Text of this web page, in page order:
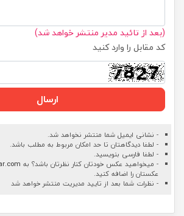
(بعد از تائید مدیر منتشر خواهد شد)
کد مقابل را وارد کنید
ارسال
- نشانی ایمیل شما منتشر نخواهد شد.
- لطفا دیدگاهتان تا حد امکان مربوط به مطلب باشد.
- لطفا فارسی بنویسید.
- میخواهید عکس خودتان کنار نظرتان باشد؟ به
عکستان را اضافه کنید.
- نظرات شما بعد از تایید مدیریت منتشر خواهد شد